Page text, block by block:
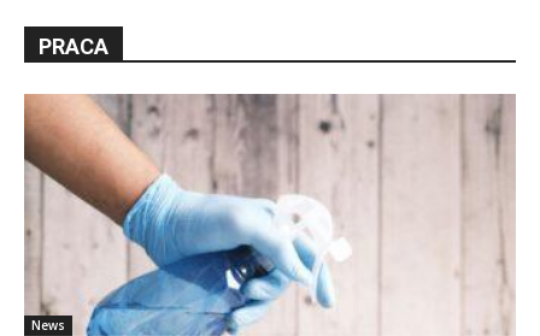
PRACA
News